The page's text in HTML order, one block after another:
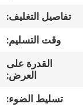
مراقبة
الجودة
تفاصيل التغليف:
وقت التسليم:
القدرة على
العرض:
تسليط الضوء: